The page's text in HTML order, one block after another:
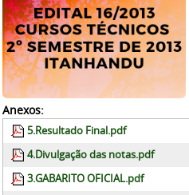
Anexos:
5.Resultado Final.pdf
4.Divulgação das notas.pdf
3.GABARITO OFICIAL.pdf